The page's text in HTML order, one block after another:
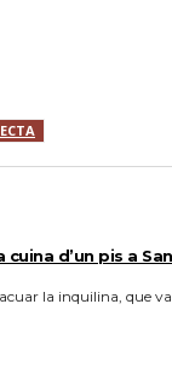
cuina d’un pis a
la inquilina, que va